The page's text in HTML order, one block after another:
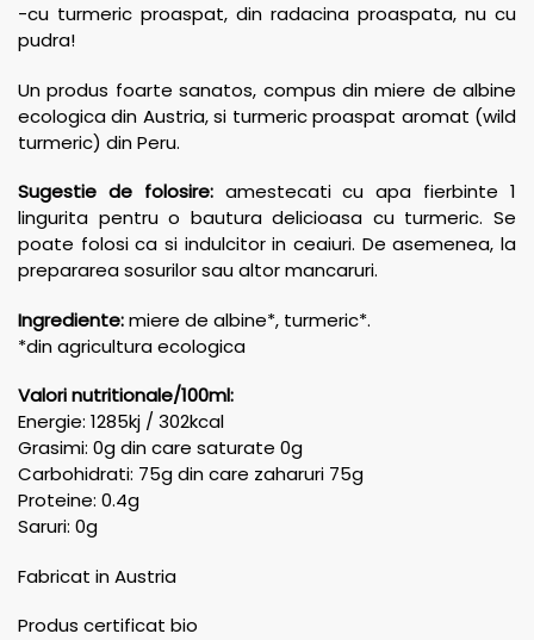
-cu turmeric proaspat, din radacina proaspata, nu cu
pudra!
Un produs foarte sanatos, compus din miere de albine
ecologica din Austria, si turmeric proaspat aromat (wild
turmeric) din Peru.
Sugestie de folosire:amestecati cu apa fierbinte 1
lingurita pentru o bautura delicioasa cu turmeric. Se
poate folosi ca si indulcitor in ceaiuri. De asemenea, la
prepararea sosurilor sau altor mancaruri.
Ingrediente:miere de albine*, turmeric*.
*din agricultura ecologica
Valori nutritionale/100ml:
Energie: 1285kj / 302kcal
Grasimi: 0g din care saturate 0g
Carbohidrati: 75g din care zaharuri 75g
Proteine: 0.4g
Saruri: 0g
Fabricat in Austria
Produs certificat bio